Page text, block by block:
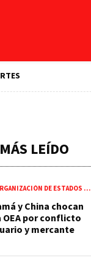
LEÍDO
ORGANIZACIÓN DE ESTADOS AMERICANOS (OEA)
y China chocan
OEA por conflicto
y mercante